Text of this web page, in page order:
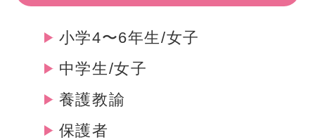
小学4〜6年生/女子
中学生/女子
養護教諭
保護者